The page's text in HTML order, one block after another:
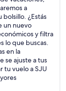
a
bolsillo. ¿Estás
un nuevo
y filtra
lo que buscas.
en la
se ajuste a tus
tu vuelo a SJU